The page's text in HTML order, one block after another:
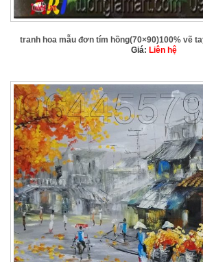
tranh hoa mẫu đơn tím hồng(70×90)100% vẽ
Giá: Liên hệ